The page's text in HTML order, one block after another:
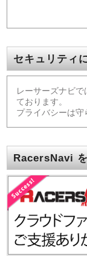
セキュリティ
レーサーズナビ
ております。
プライバシーは守
RacersNavi